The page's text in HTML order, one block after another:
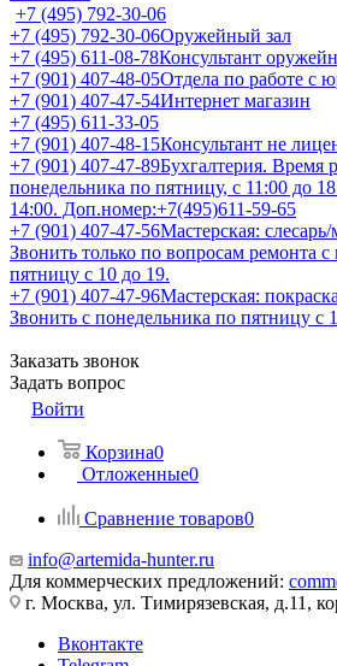
+7 (495) 792-30-06
+7 (495) 792-30-06Оружейный зал
+7 (495) 611-08-78Консультант
+7 (901) 407-48-05Отдела по работе с
+7 (901) 407-47-54Интернет магазин
+7 (495) 611-33-05
+7 (901) 407-48-15Консультант не
+7 (901) 407-47-89Бухгалтерия. Время
понедельника по пятницу, с 11:00 до
14:00. Доп.номер:+7(495)611-59-65
+7 (901) 407-47-56Мастерская:
Звонить только по вопросам ремонта
пятницу с 10 до 19.
+7 (901) 407-47-96Мастерская:
Звонить с понедельника по пятницу с
Заказать звонок
Задать вопрос
Войти
Корзина0
Отложенные0
Сравнение товаров0
info@artemida-hunter.ru
Для коммерческих предложений:
г. Москва, ул. Тимирязевская, д.11,
Вконтакте